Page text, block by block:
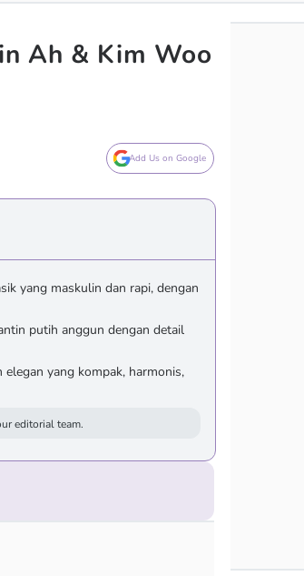
Ah & Kim Woo
Add Us on Google
yang maskulin dan rapi, dengan
putih anggun dengan detail
yang kompak, harmonis,
editorial team.